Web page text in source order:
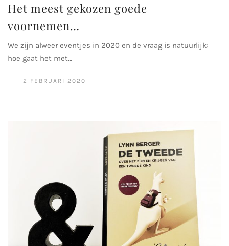
Het meest gekozen goede
voornemen…
We zijn alweer eventjes in 2020 en de vraag is natuurlijk:
hoe gaat het met…
2 FEBRUARI 2020